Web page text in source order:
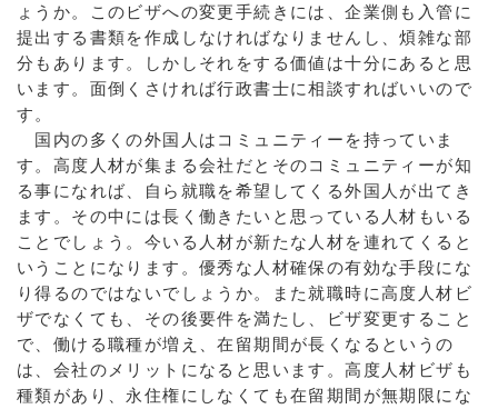
ょうか。このビザへの変更手続きには、企業側も入管に
提出する書類を作成しなければなりませんし、煩雑な部
分もあります。しかしそれをする価値は十分にあると思
います。面倒くさければ行政書士に相談すればいいので
す。
国内の多くの外国人はコミュニティーを持っていま
す。高度人材が集まる会社だとそのコミュニティーが知
る事になれば、自ら就職を希望してくる外国人が出てき
ます。その中には長く働きたいと思っている人材もいる
ことでしょう。今いる人材が新たな人材を連れてくると
いうことになります。優秀な人材確保の有効な手段にな
り得るのではないでしょうか。また就職時に高度人材ビ
ザでなくても、その後要件を満たし、ビザ変更すること
で、働ける職種が増え、在留期間が長くなるというの
は、会社のメリットになると思います。高度人材ビザも
種類があり、永住権にしなくても在留期間が無期限にな